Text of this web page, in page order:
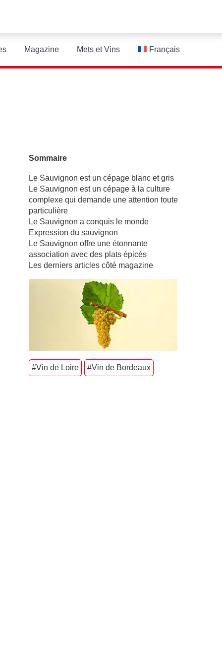
Magazine Mets et Vins Français
Sommaire
Le Sauvignon est un cépage blanc et gris
Le Sauvignon est un cépage à la culture
complexe qui demande une attention toute
particulière
Le Sauvignon a conquis le monde
Expression du sauvignon
Le Sauvignon offre une étonnante
association avec des plats épicés
Les derniers articles côté magazine
#Vin de Loire #Vin de Bordeaux